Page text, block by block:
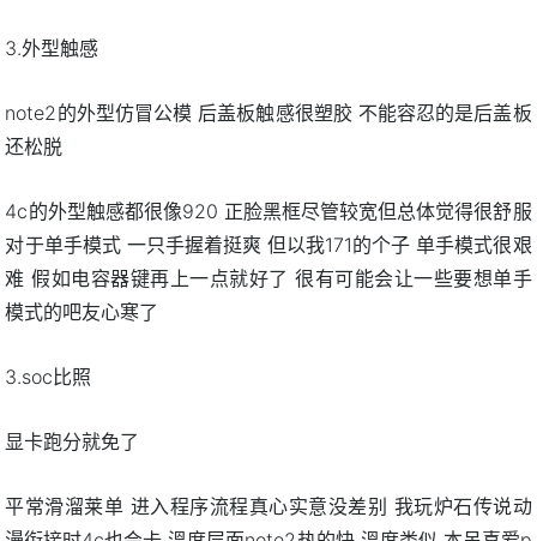
3.外型触感
note2的外型仿冒公模 后盖板触感很塑胶 不能容忍的是后盖板
还松脱
4c的外型触感都很像920 正脸黑框尽管较宽但总体觉得很舒服
对于单手模式 一只手握着挺爽 但以我171的个子 单手模式很艰
难 假如电容器键再上一点就好了 很有可能会让一些要想单手
模式的吧友心寒了
3.soc比照
显卡跑分就免了
平常滑溜莱单 进入程序流程真心实意没差别 我玩炉石传说动